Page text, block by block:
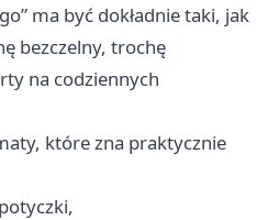
ma być dokładnie taki, jak
bezczelny, trochę
na codziennych
które zna praktycznie